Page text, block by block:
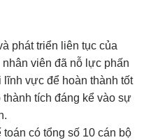
phát triển liên tục của
viên đã nỗ lực phấn
vực để hoàn thành tốt
tích đáng kể vào sự
có tổng số 10 cán bộ